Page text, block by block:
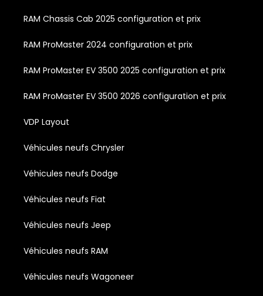
RAM Chassis Cab 2025 configuration et prix
RAM ProMaster 2024 configuration et prix
RAM ProMaster EV 3500 2025 configuration et prix
RAM ProMaster EV 3500 2026 configuration et prix
VDP Layout
Véhicules neufs Chrysler
Véhicules neufs Dodge
Véhicules neufs Fiat
Véhicules neufs Jeep
Véhicules neufs RAM
Véhicules neufs Wagoneer